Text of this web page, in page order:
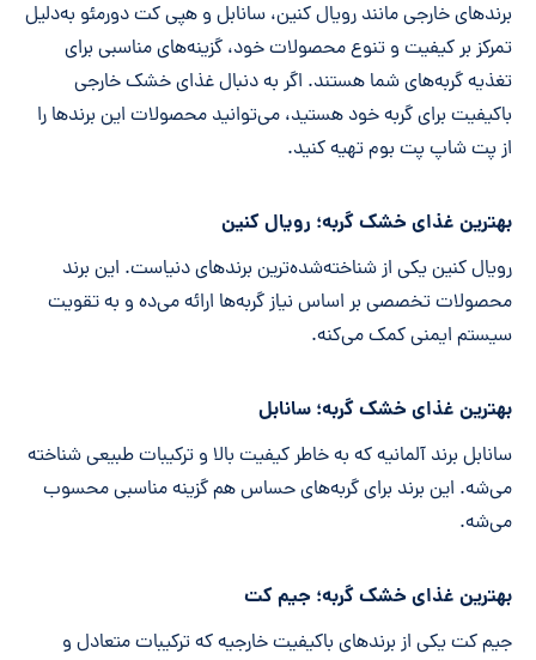
برندهای خارجی مانند رویال کنین، سانابل و هپی کت دورمئو به‌دلیل
تمرکز بر کیفیت و تنوع محصولات خود، گزینه‌های مناسبی برای
تغذیه گربه‌های شما هستند. اگر به دنبال غذای خشک خارجی
باکیفیت برای گربه خود هستید، می‌توانید محصولات این برندها را
از پت شاپ پت بوم تهیه کنید.
بهترین غذای خشک گربه؛ رویال کنین
رویال کنین یکی از شناخته‌شده‌ترین برندهای دنیاست. این برند
محصولات تخصصی بر اساس نیاز گربه‌ها ارائه می‌ده و به تقویت
سیستم ایمنی کمک می‌کنه.
بهترین غذای خشک گربه؛ سانابل
سانابل برند آلمانیه که به خاطر کیفیت بالا و ترکیبات طبیعی شناخته
می‌شه. این برند برای گربه‌های حساس هم گزینه مناسبی محسوب
می‌شه.
بهترین غذای خشک گربه؛ جیم کت
جیم کت یکی از برندهای باکیفیت خارجیه که ترکیبات متعادل و